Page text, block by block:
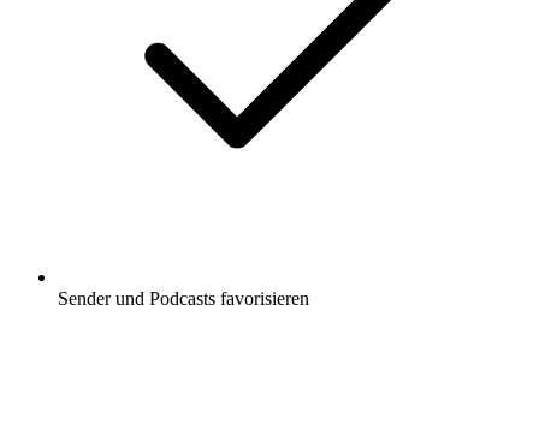
Sender und Podcasts favorisieren